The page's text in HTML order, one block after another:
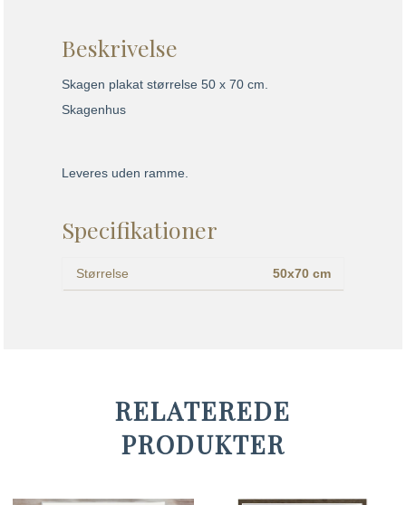
Beskrivelse
Skagen plakat størrelse 50 x 70 cm.
Skagenhus
Leveres uden ramme.
Specifikationer
Størrelse 50x70 cm
RELATEREDE
PRODUKTER